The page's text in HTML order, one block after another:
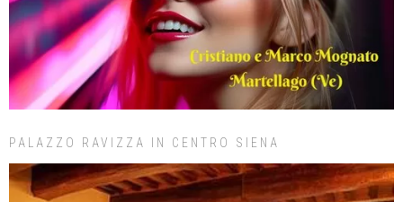
PALAZZO RAVIZZA IN CENTRO SIENA